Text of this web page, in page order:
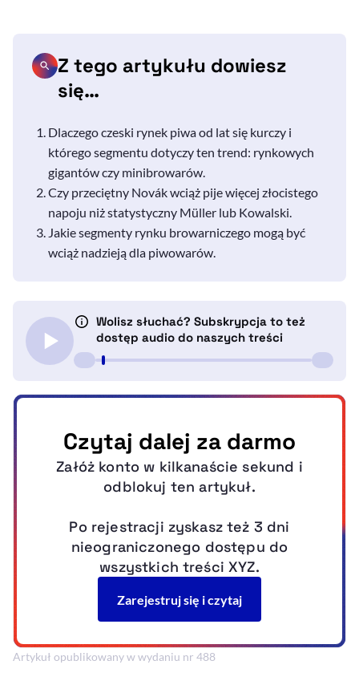
Z tego artykułu dowiesz
się…
Dlaczego czeski rynek piwa od lat się kurczy i
którego segmentu dotyczy ten trend: rynkowych
gigantów czy minibrowarów.
Czy przeciętny Novák wciąż pije więcej złocistego
napoju niż statystyczny Müller lub Kowalski.
Jakie segmenty rynku browarniczego mogą być
wciąż nadzieją dla piwowarów.
Artykuł opublikowany w wydaniu nr 488